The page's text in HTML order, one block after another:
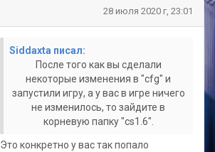
28 июля 2020 г, 23:01
Siddaxta писал:
После того как вы сделали
некоторые изменения в "cfg" и
запустили игру, а у вас в игре ничего
не изменилось, то зайдите в
корневую папку "cs1.6".
Это конкретно у вас так попало